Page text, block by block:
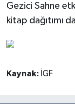
Gezici Sahne
kitap dağıtımı
Kaynak: İGF